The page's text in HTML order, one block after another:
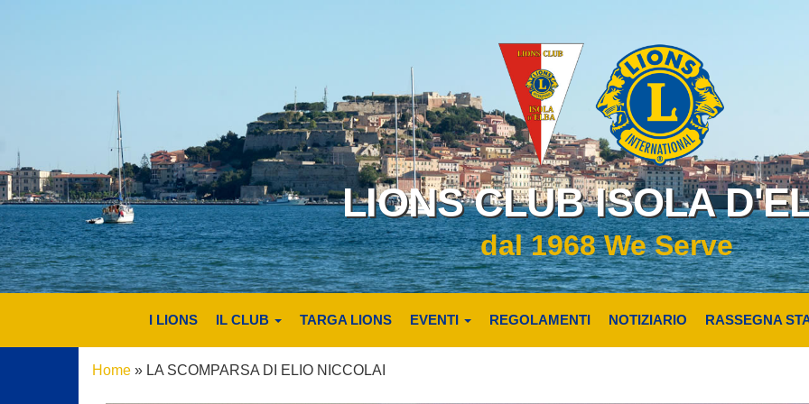
LIONS CLUB ISOLA
dal 1968 We Serve
I LIONS IL CLUB TARGA LIONS EVENTI REGOLAMENTI NOTIZIARIO RASSEGNA
Home » LA SCOMPARSA DI ELIO NICCOLAI